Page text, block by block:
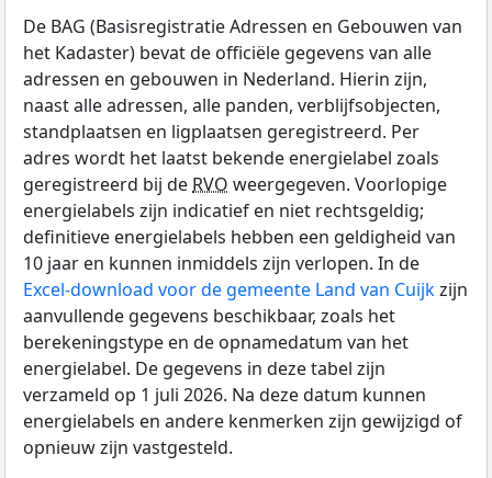
De BAG (Basisregistratie Adressen en Gebouwen van
het Kadaster) bevat de officiële gegevens van alle
adressen en gebouwen in Nederland. Hierin zijn,
naast alle adressen, alle panden, verblijfsobjecten,
standplaatsen en ligplaatsen geregistreerd. Per
adres wordt het laatst bekende energielabel zoals
geregistreerd bij de RVO weergegeven. Voorlopige
energielabels zijn indicatief en niet rechtsgeldig;
definitieve energielabels hebben een geldigheid van
10 jaar en kunnen inmiddels zijn verlopen. In de
Excel-download voor de gemeente Land van Cuijkzijn
aanvullende gegevens beschikbaar, zoals het
berekeningstype en de opnamedatum van het
energielabel. De gegevens in deze tabel zijn
verzameld op 1 juli 2026. Na deze datum kunnen
energielabels en andere kenmerken zijn gewijzigd of
opnieuw zijn vastgesteld.